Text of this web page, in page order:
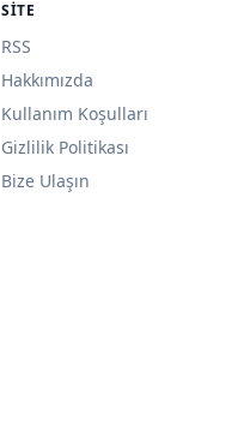
SITE
RSS
Hakkımızda
Kullanım Koşulları
Gizlilik Politikası
Bize Ulaşın